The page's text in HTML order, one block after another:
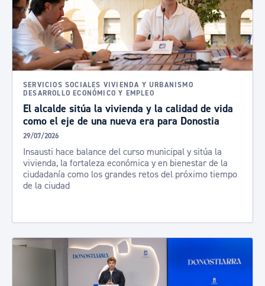
SERVICIOS SOCIALES VIVIENDA Y URBANISMO
DESARROLLO ECONÓMICO Y EMPLEO
El alcalde sitúa la vivienda y la calidad de vida
como el eje de una nueva era para Donostia
29/07/2026
Insausti hace balance del curso municipal y sitúa la
vivienda, la fortaleza económica y en bienestar de la
ciudadanía como los grandes retos del próximo tiempo
de la ciudad